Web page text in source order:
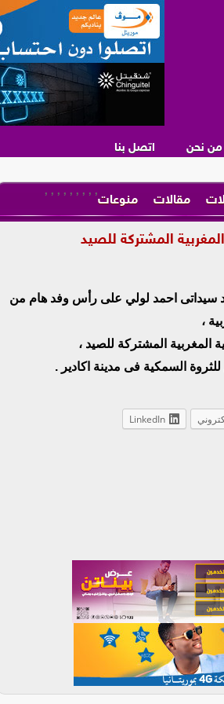
من نحن اتصل بنا
,
,
,
,
,
,
,
مقالات
,
منوعات
,
المشتركة للصيد
ولد سيداتى احمد لولي على رأس وفد هام من
،
المغربية المشتركة للصيد ،
السمكية فى مدينة اكادير .
LinkedIn